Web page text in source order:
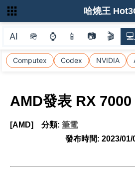
AI 🪖 ⌚ 📱 📷 🎬 💻
Computex Codex NVIDIA
哈燒王
AMD發表 RX
[AMD] 分類: 筆電
發布時間: 2023/01/